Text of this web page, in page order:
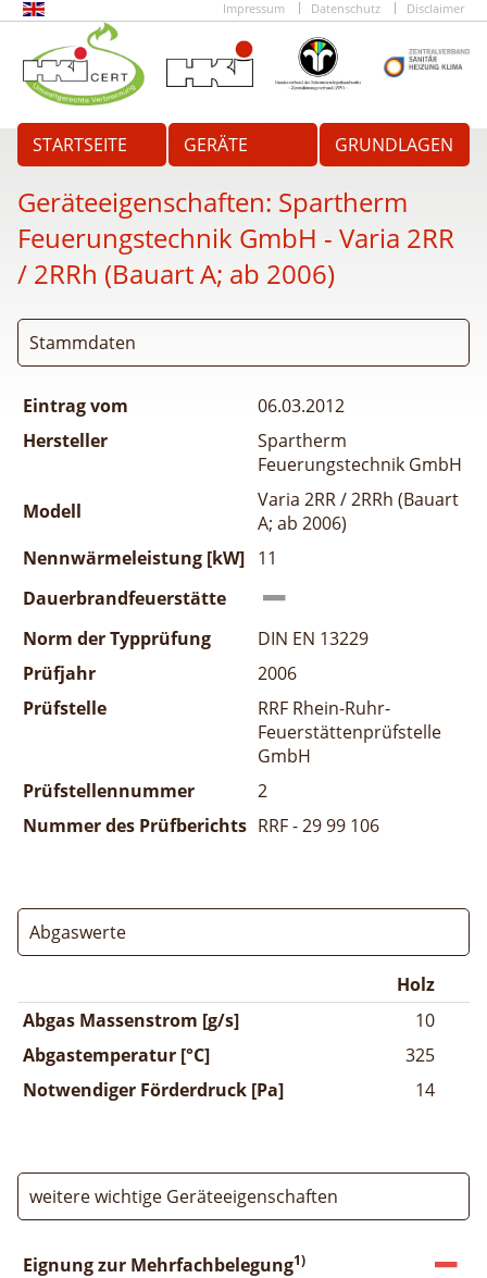
Impressum Datenschutz Disclaimer
STARTSEITE GERÄTE GRUNDLAGEN
Geräteeigenschaften: Spartherm
Feuerungstechnik GmbH - Varia 2RR
/ 2RRh (Bauart A; ab 2006)
Stammdaten
Eintrag vom
06.03.2012
Hersteller
Spartherm
Feuerungstechnik GmbH
Modell
Varia 2RR / 2RRh (Bauart
A; ab 2006)
Nennwärmeleistung [kW] 11
Dauerbrandfeuerstätte
Norm der Typprüfung
DIN EN 13229
Prüfjahr
2006
Prüfstelle
RRF Rhein-Ruhr-
Feuerstättenprüfstelle
GmbH
Prüfstellennummer
2
Nummer des Prüfberichts RRF - 29 99 106
Abgaswerte
Holz
Abgas Massenstrom [g/s]
10
Abgastemperatur [°C]
325
Notwendiger Förderdruck [Pa]
14
weitere wichtige Geräteeigenschaften
Eignung zur Mehrfachbelegung1)